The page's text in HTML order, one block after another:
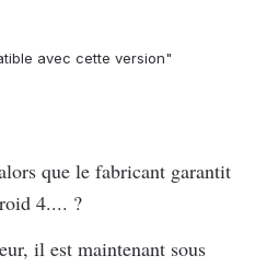
avec cette version"
que le fabricant garantit
4.... ?
il est maintenant sous